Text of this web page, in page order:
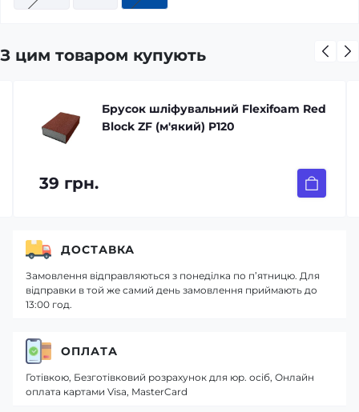
З цим товаром купують
Брусок шліфувальний Flexifoam Red
Block ZF (м'який) P120
39 грн.
ДОСТАВКА
Замовлення відправляються з понеділка по п’ятницю. Для
відправки в той же самий день замовлення приймають до
13:00 год.
ОПЛАТА
Готівкою, Безготівковий розрахунок для юр. осіб, Онлайн
оплата картами Visa, MasterCard